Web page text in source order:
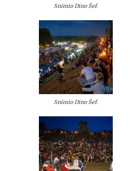
Snimio Dino Šef.
Snimio Dino Šef.